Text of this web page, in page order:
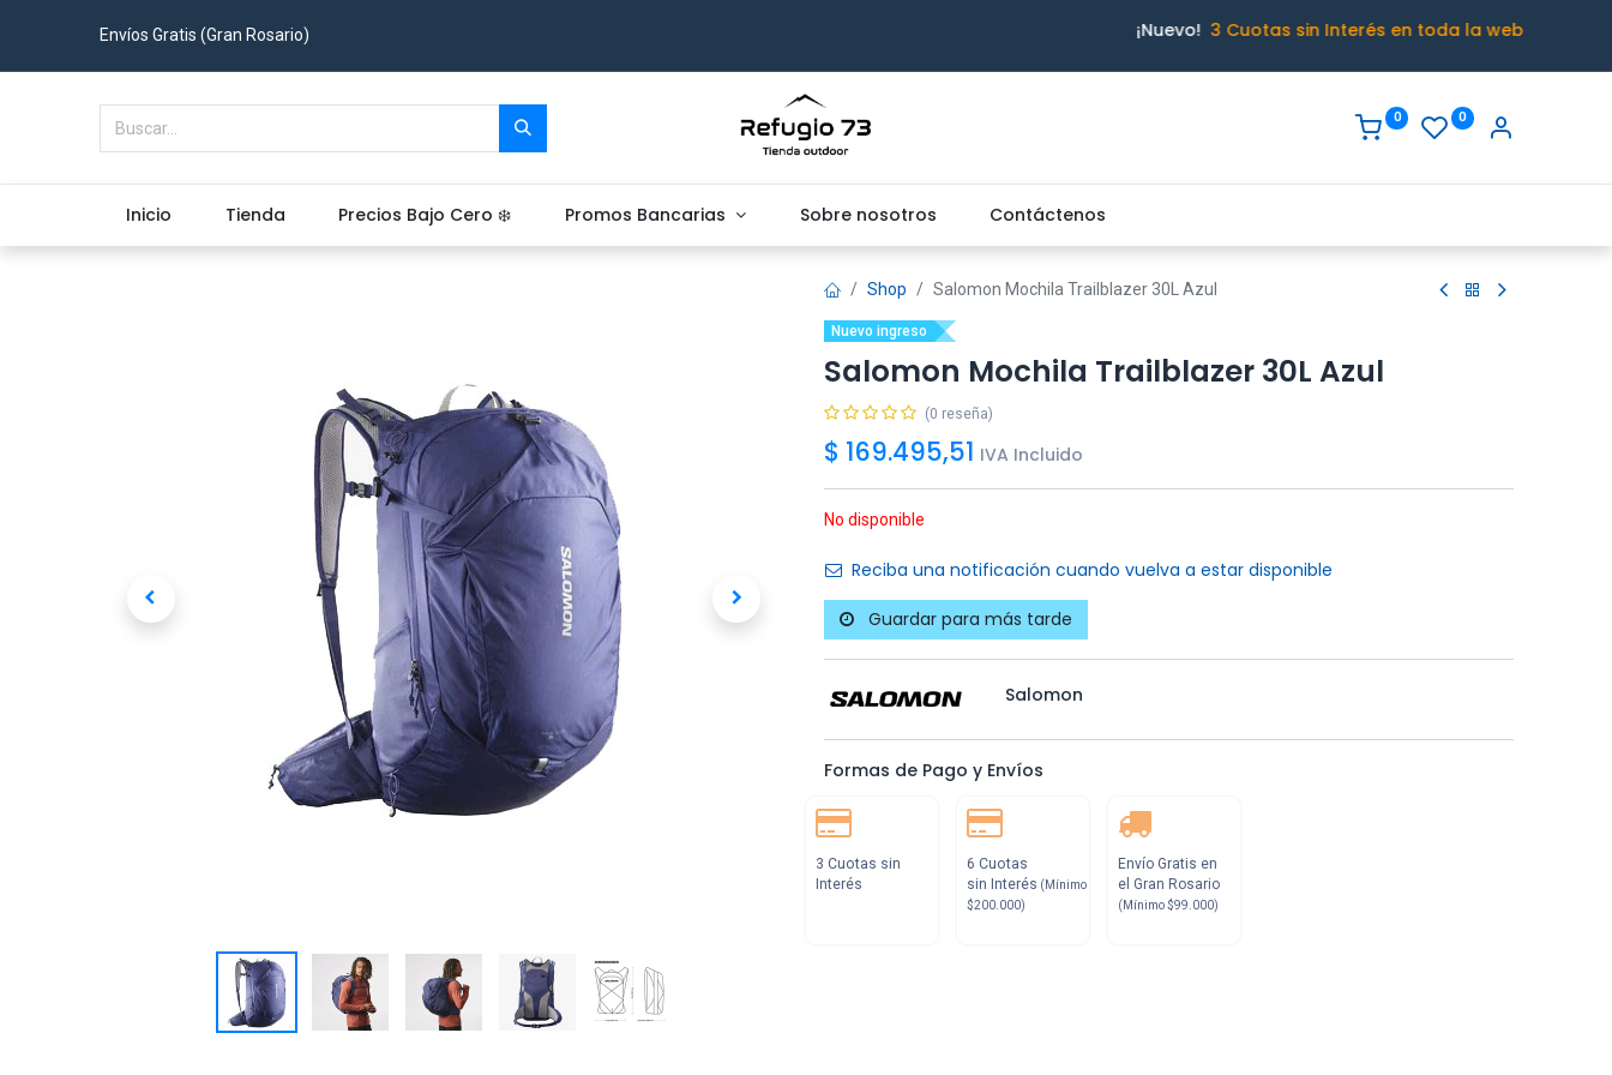
Envíos Gratis (Gran Rosario) ¡Nuevo! 3 Cuotas sin Interés en toda la web
0 0
Inicio Tienda Precios Bajo Cero ❄️ Promos Bancarias Sobre nosotros Contáctenos
Shop Salomon Mochila Trailblazer 30L Azul
Nuevo ingreso
Salomon Mochila Trailblazer 30L Azul
(0 reseña)
$ 169.495,51 IVA Incluido
No disponible
Reciba una notificación cuando vuelva a estar disponible
Guardar para más tarde
Salomon
Formas de Pago y Envíos
3 Cuotas sin
Interés
6 Cuotas
sin Interés (Mínimo
$200.000)
Envío Gratis en
el Gran Rosario
(Mínimo $99.000)